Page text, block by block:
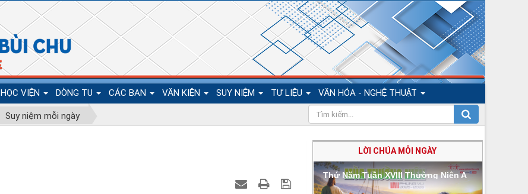
HỌC VIỆN DÒNG TU CÁC BAN VĂN KIỆN SUY NIỆM TƯ LIỆU VĂN HÓA - NGHỆ THUẬT
Suy niệm mỗi ngày
LỜI CHÚA MỖI NGÀY
Thứ Năm Tuần XVIII Thường Niên A